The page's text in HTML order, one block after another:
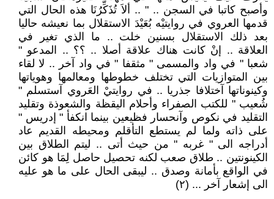
وأصبح كاتبا في السجن .. " .. ألاَ تُذَكِّرُنَا هذه الحال التي
قدمها العروي في روايتيْه بُعَيْدَ الاستقلال بما نعيشه حاليا
بعد ذلك الاستقلال بسنين خلت .. ما الذي تغير في
العلاقة .. إنْ كانت هناك علاقة أصلا .. ؟؟ .. المدعو "
شعبا " في واد والمسمى " مثقفا " في واد آخر .. لا لقاء
بين المتوازيات التي تختلف خطوطها ومعالمها وهوياتها
وكينوناتها آختلافا جذريا .. في روايتيْ العَروي آستسلم "
شُعيب " للكتب الصفراء وأحلام اليقظة والشعوذة وتقليد
التقليد في نكوص وآنحسار فظيعين بينما انكفأ " إدريس "
على ذاته ولما لم يستطع التأقلم ومحيطه القديم عاد
أدراجه الى " غربه " من حيث أتى .. ليتم الطلاق بين
الكينونتين .. طلاق صعب لكنه تحصيل حاصل لِمَا هو كائن
في الواقع بأمانة وصدق .. ليبقى الحال على ما هو عليه
الى إشعار آخر ... (٢)